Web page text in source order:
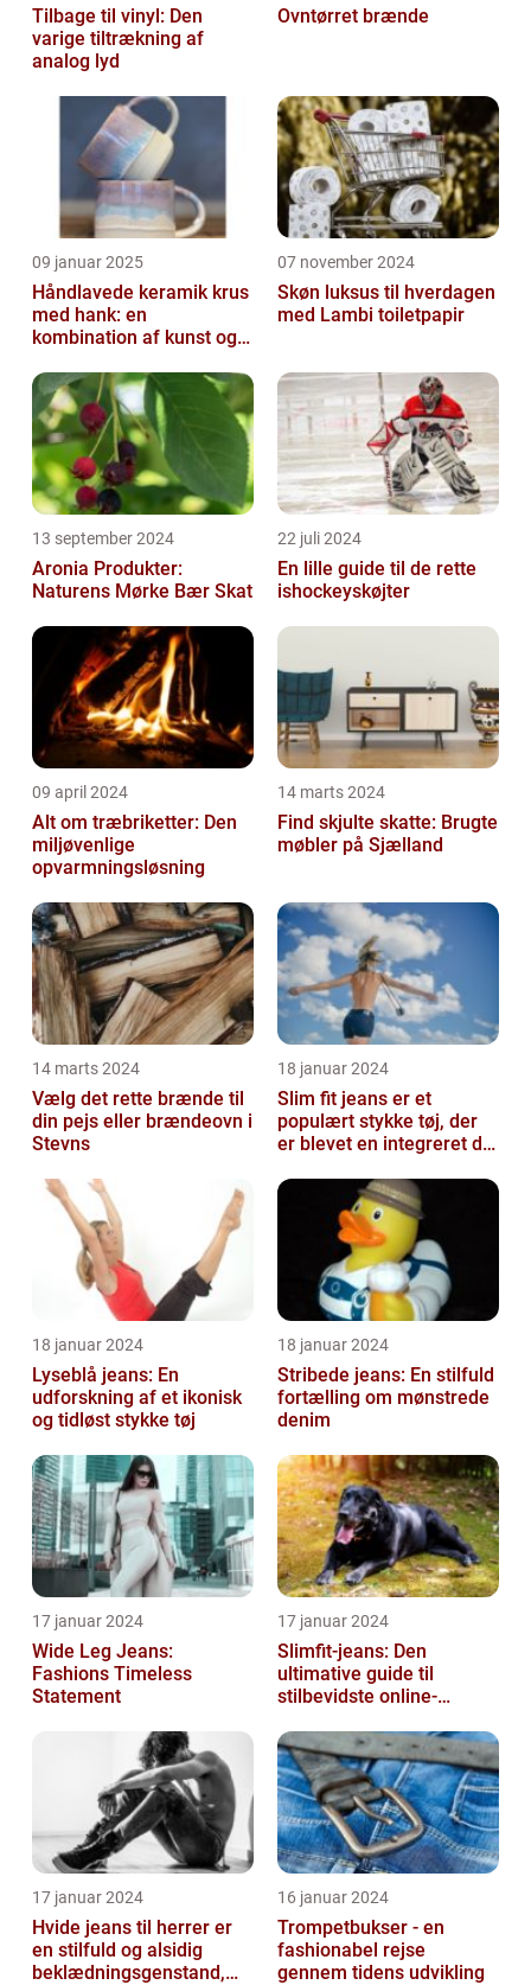
Tilbage til vinyl: Den
varige tiltrækning af
analog lyd
Ovntørret brænde
09 januar 2025
Håndlavede keramik krus
med hank: en
kombination af kunst og
07 november 2024
Skøn luksus til hverdagen
med Lambi toiletpapir
13 september 2024
Aronia Produkter:
Naturens Mørke Bær Skat
22 juli 2024
En lille guide til de rette
ishockeyskøjter
09 april 2024
Alt om træbriketter: Den
miljøvenlige
opvarmningsløsning
14 marts 2024
Find skjulte skatte: Brugte
møbler på Sjælland
14 marts 2024
Vælg det rette brænde til
din pejs eller brændeovn i
Stevns
18 januar 2024
Slim fit jeans er et
populært stykke tøj, der
er blevet en integreret del
garder...
18 januar 2024
Lyseblå jeans: En
udforskning af et ikonisk
og tidløst stykke tøj
18 januar 2024
Stribede jeans: En stilfuld
fortælling om mønstrede
denim
17 januar 2024
Wide Leg Jeans:
Fashions Timeless
Statement
17 januar 2024
Slimfit-jeans: Den
ultimative guide til
stilbevidste online-
17 januar 2024
Hvide jeans til herrer er
en stilfuld og alsidig
beklædningsgenstand,
16 januar 2024
Trompetbukser - en
fashionabel rejse
gennem tidens udvikling